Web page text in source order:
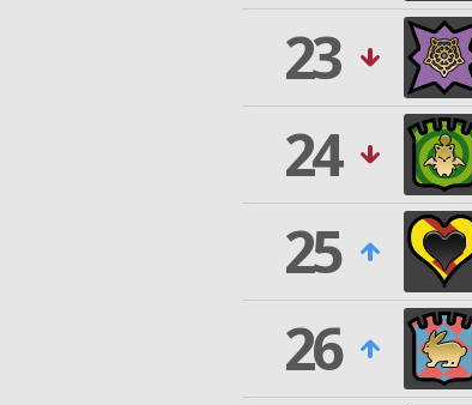
23
24
25
26